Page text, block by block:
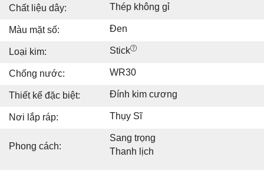
Chất liệu dây: Thép không gỉ
Màu mặt số: Đen
Loại kim: Stick
Chống nước: WR30
Thiết kế đặc biệt: Đính kim cương
Nơi lắp ráp: Thụy Sĩ
Phong cách:
Sang trọng
Thanh lịch